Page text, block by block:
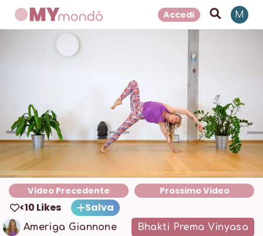
Accedi M
Video Precedente Prossimo Video
<10 Likes Salva
Ameriga Giannone Bhakti Prema Vinyasa